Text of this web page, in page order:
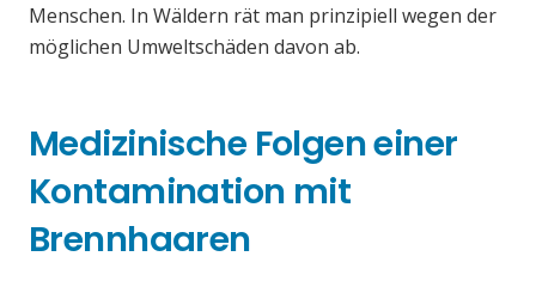
Menschen. In Wäldern rät man prinzipiell wegen der
möglichen Umweltschäden davon ab.
Medizinische Folgen einer
Kontamination mit
Brennhaaren